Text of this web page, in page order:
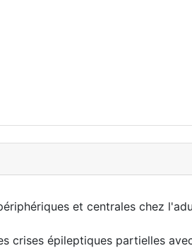
et centrales chez
crises épileptiques partielles